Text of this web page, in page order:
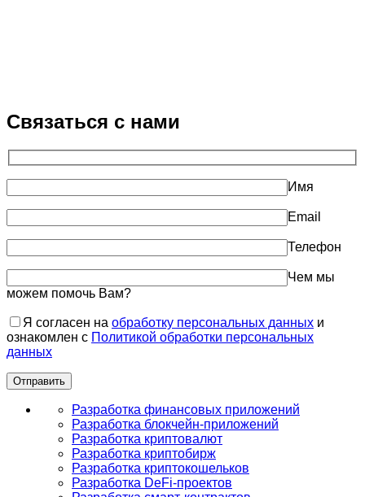
Связаться с нами
Имя
Email
Телефон
Чем мы
можем помочь Вам?
Я согласен на обработку персональных данных и
ознакомлен с Политикой обработки персональных
данных
Разработка финансовых приложений
Разработка блокчейн-приложений
Разработка криптовалют
Разработка криптобирж
Разработка криптокошельков
Разработка DeFi-проектов